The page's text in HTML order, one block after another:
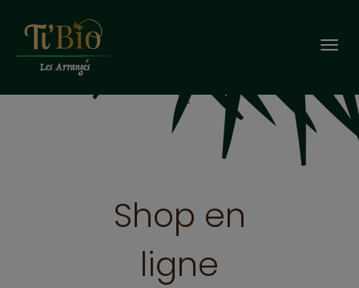
Shop en
ligne